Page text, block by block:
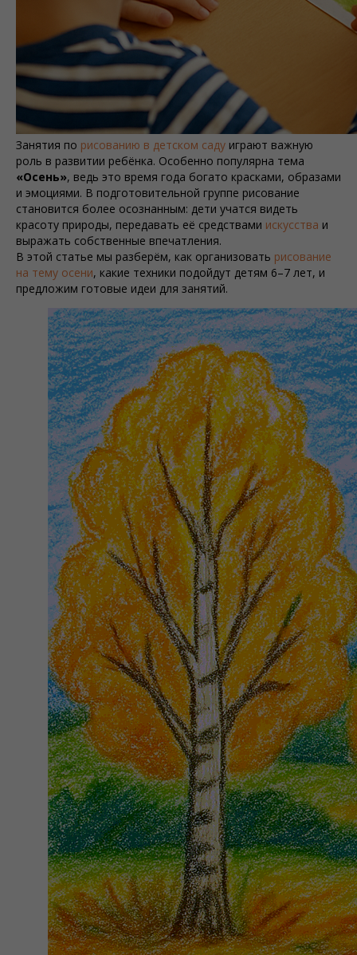
Занятия по рисованию в детском саду играют важную
роль в развитии ребёнка. Особенно популярна тема
«Осень», ведь это время года богато красками, образами
и эмоциями. В подготовительной группе рисование
становится более осознанным: дети учатся видеть
красоту природы, передавать её средствами искусства и
выражать собственные впечатления.
В этой статье мы разберём, как организовать рисование
на тему осени, какие техники подойдут детям 6–7 лет, и
предложим готовые идеи для занятий.